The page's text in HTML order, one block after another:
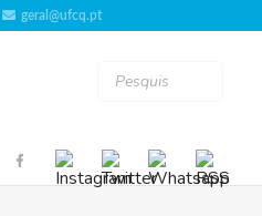
geral@ufcq.pt